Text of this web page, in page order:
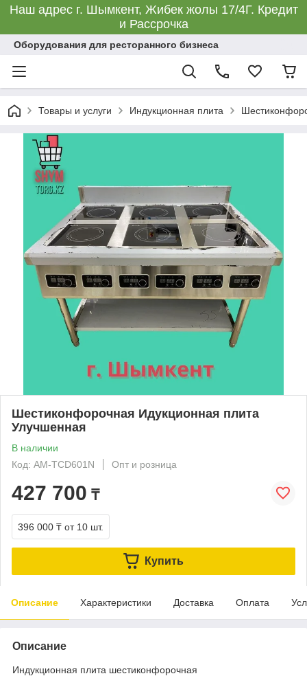
Наш адрес г. Шымкент, Жибек жолы 17/4Г. Кредит
и Рассрочка
Оборудования для ресторанного бизнеса
Товары и услуги Индукционная плита
Шестиконфорочная Идукционная плита
Улучшенная
В наличии
Код: AM-TCD601N
Опт и розница
427 700 ₸
396 000 ₸ от 10 шт.
Купить
Описание Характеристики Доставка Оплата
Описание
Индукционная плита шестиконфорочная